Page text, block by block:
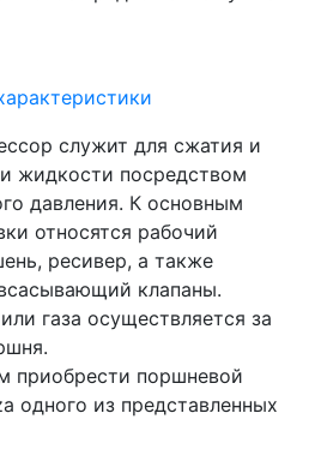
служит для сжатия и
жидкости посредством
давления. К основным
относятся рабочий
ресивер, а также
клапаны.
газа осуществляется за
приобрести поршневой
одного из представленных